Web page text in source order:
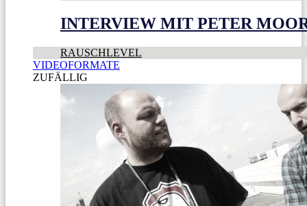
INTERVIEW MIT PETER
RAUSCHLEVEL
VIDEOFORMATE
ZUFÄLLIG